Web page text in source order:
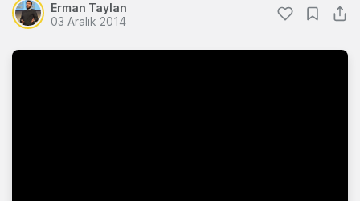
Erman Taylan
03 Aralık 2014